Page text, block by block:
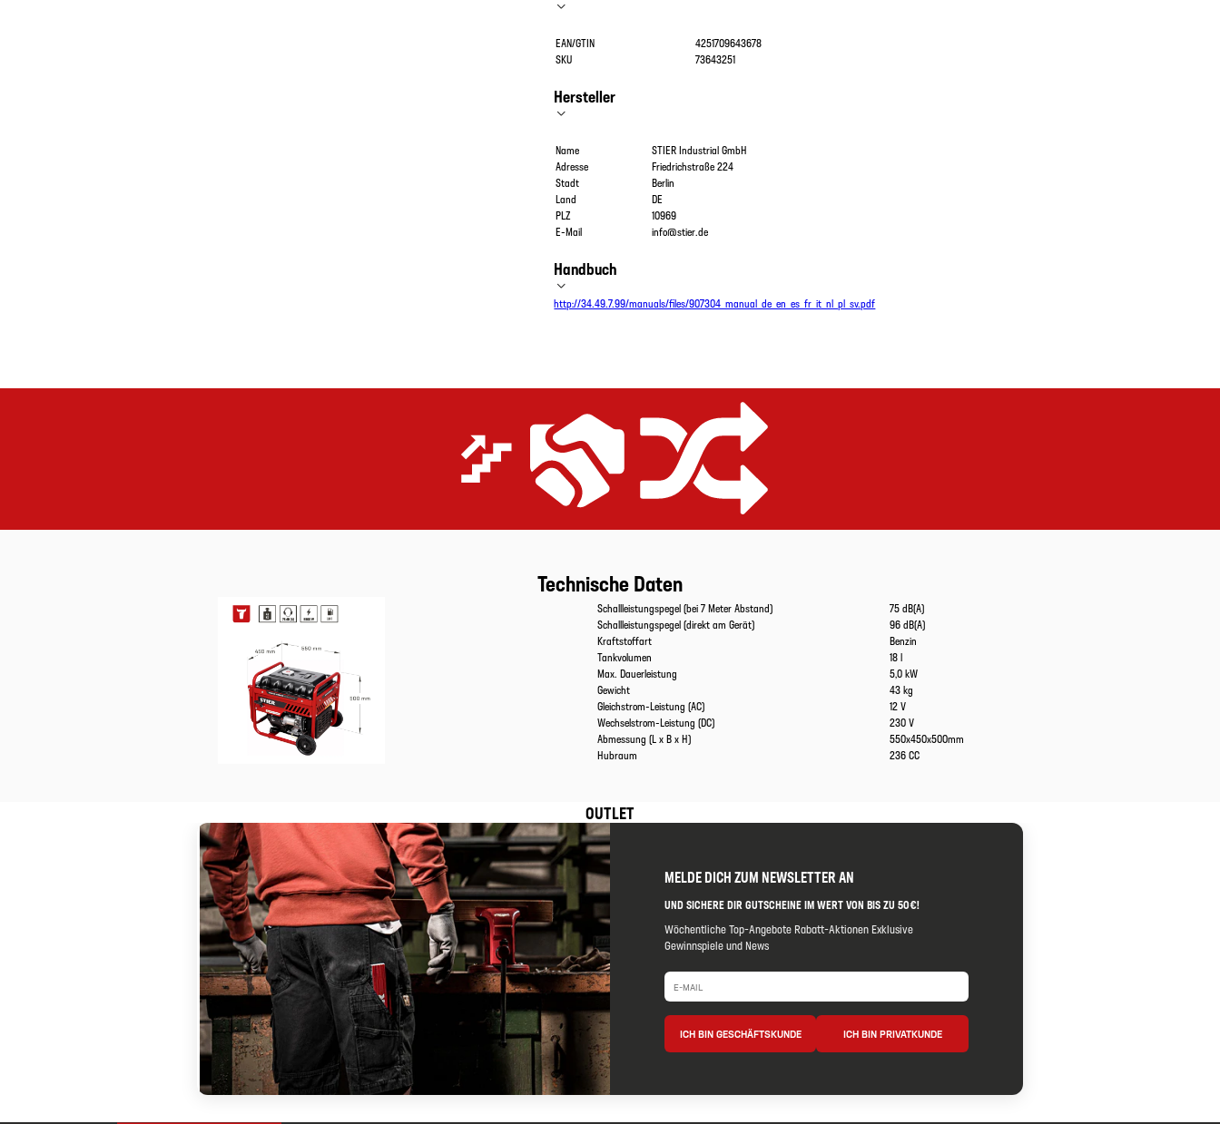
EAN/GTIN
4251709643678
SKU
73643251
Hersteller
Name
STIER Industrial GmbH
Adresse
Friedrichstraße 224
Stadt
Berlin
Land
DE
PLZ
10969
E-Mail
info@stier.de
Handbuch
http://34.49.7.99/manuals/files/907304_manual_de_en_es_fr_it_nl_pl_sv.pdf
Technische Daten
EigenschaftenWerte
Schallleistungspegel (bei 7 Meter Abstand)
75 dB(A)
Schallleistungspegel (direkt am Gerät)
96 dB(A)
Kraftstoffart
Benzin
Tankvolumen
18 l
Max. Dauerleistung
5,0 kW
Gewicht
43 kg
Gleichstrom-Leistung (AC)
12 V
Wechselstrom-Leistung (DC)
230 V
Abmessung (L x B x H)
550x450x500mm
Hubraum
236 CC
OUTLET
MELDE DICH ZUM NEWSLETTER AN
UND SICHERE DIR GUTSCHEINE IM WERT VON BIS ZU 50€!
Wöchentliche Top-Angebote Rabatt-Aktionen Exklusive
Gewinnspiele und News
ICH BIN GESCHÄFTSKUNDE ICH BIN PRIVATKUNDE